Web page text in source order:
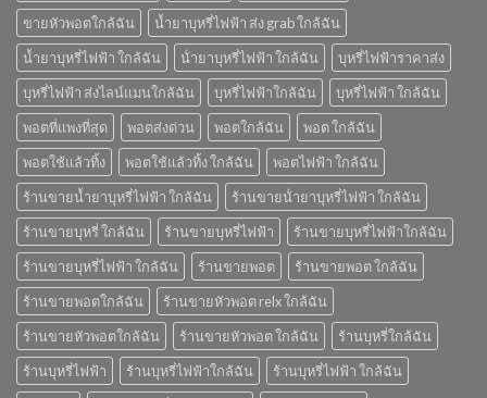
ขายหัวพอตใกล้ฉัน
น้ำยาบุหรี่ไฟฟ้า ส่ง grab ใกล้ฉัน
น้ำยาบุหรี่ไฟฟ้า ใกล้ฉัน
น้ํายาบุหรี่ไฟฟ้า ใกล้ฉัน
บุหรี่ไฟฟ้าราคาส่ง
บุหรี่ไฟฟ้า ส่งไลน์แมนใกล้ฉัน
บุหรี่ไฟฟ้าใกล้ฉัน
บุหรี่ไฟฟ้า ใกล้ฉัน
พอตที่แพงที่สุด
พอตส่งด่วน พอตใกล้ฉัน
พอต ใกล้ฉัน
พอตใช้แล้วทิ้ง
พอตใช้แล้วทิ้ง ใกล้ฉัน
พอตไฟฟ้า ใกล้ฉัน
ร้านขายน้ำยาบุหรี่ไฟฟ้า ใกล้ฉัน
ร้านขายน้ํายาบุหรี่ไฟฟ้า ใกล้ฉัน
ร้านขายบุหรี่ ใกล้ฉัน
ร้านขายบุหรี่ไฟฟ้า
ร้านขายบุหรี่ไฟฟ้าใกล้ฉัน
ร้านขายบุหรี่ไฟฟ้า ใกล้ฉัน
ร้านขายพอต
ร้านขายพอต ใกล้ฉัน
ร้านขายพอตใกล้ฉัน
ร้านขายหัวพอต relx ใกล้ฉัน
ร้านขายหัวพอตใกล้ฉัน
ร้านขายหัวพอต ใกล้ฉัน
ร้านบุหรี่ใกล้ฉัน
ร้านบุหรี่ไฟฟ้า
ร้านบุหรี่ไฟฟ้าใกล้ฉัน
ร้านบุหรี่ไฟฟ้า ใกล้ฉัน